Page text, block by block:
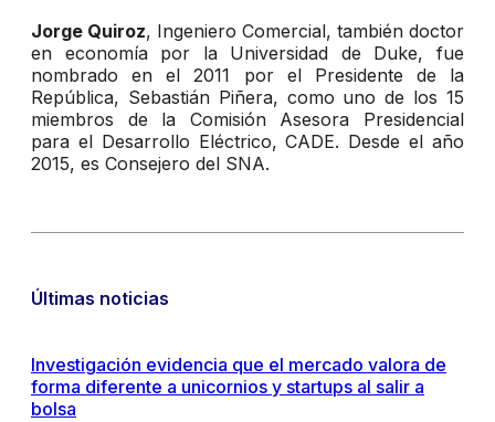
Jorge Quiroz, Ingeniero Comercial, también doctor
en economía por la Universidad de Duke, fue
nombrado en el 2011 por el Presidente de la
República, Sebastián Piñera, como uno de los 15
miembros de la Comisión Asesora Presidencial
para el Desarrollo Eléctrico, CADE. Desde el año
2015, es Consejero del SNA.
Últimas noticias
Investigación evidencia que el mercado valora de
forma diferente a unicornios y startups al salir a
bolsa